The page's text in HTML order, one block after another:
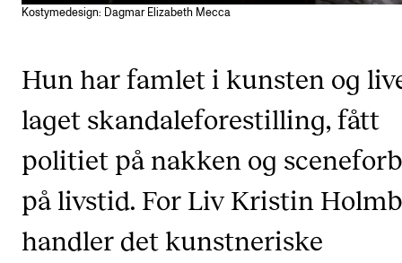
INTERNASJONALT
Internasjonal strategi
Samarbeidsprosjekter
Nettverk
AKTUELT
Kostymedesign: Dagmar Elizabeth Mecca
Hun har famlet i kunsten og
laget skandaleforestilling, fått
politiet på nakken og
på livstid. For Liv Kristin
handler det kunstneriske